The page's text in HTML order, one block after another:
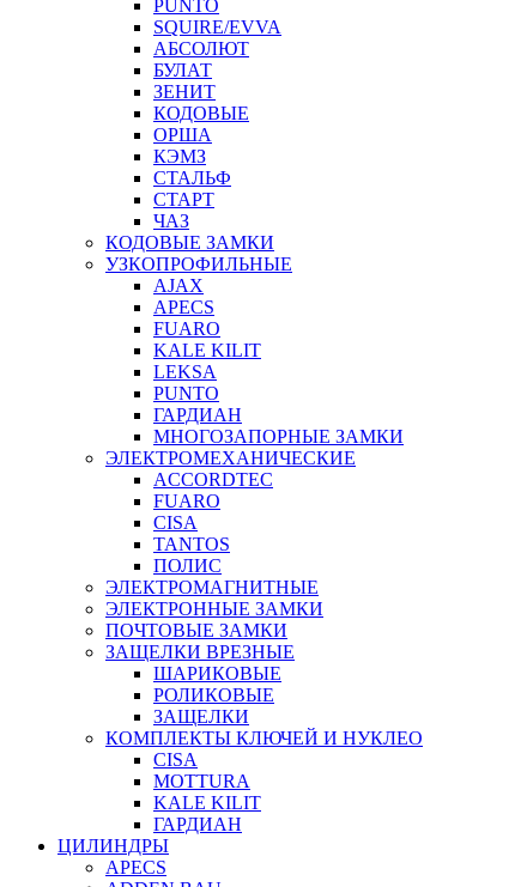
PUNTO
SQUIRE/EVVA
АБСОЛЮТ
БУЛАТ
ЗЕНИТ
КОДОВЫЕ
ОРША
КЭМЗ
СТАЛЬФ
СТАРТ
ЧАЗ
КОДОВЫЕ ЗАМКИ
УЗКОПРОФИЛЬНЫЕ
AJAX
APECS
FUARO
KALE KILIT
LEKSA
PUNTO
ГАРДИАН
МНОГОЗАПОРНЫЕ ЗАМКИ
ЭЛЕКТРОМЕХАНИЧЕСКИЕ
ACCORDTEC
FUARO
CISA
TANTOS
ПОЛИС
ЭЛЕКТРОМАГНИТНЫЕ
ЭЛЕКТРОННЫЕ ЗАМКИ
ПОЧТОВЫЕ ЗАМКИ
ЗАЩЕЛКИ ВРЕЗНЫЕ
ШАРИКОВЫЕ
РОЛИКОВЫЕ
ЗАЩЕЛКИ
КОМПЛЕКТЫ КЛЮЧЕЙ И НУКЛЕО
CISA
MOTTURA
KALE KILIT
ГАРДИАН
ЦИЛИНДРЫ
APECS